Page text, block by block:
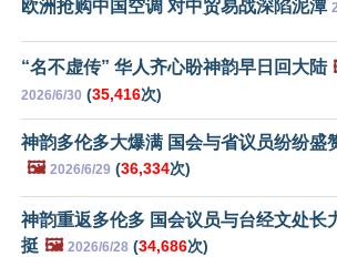
欧洲抢购中国空调 对中贸易战深陷泥潭
“名不虚传” 华人齐心盼神韵早日回大陆
2026/6/30 (35,416次)
神韵多伦多大爆满 国会与省议员纷纷盛
🖼️ 2026/6/29 (36,334次)
神韵重返多伦多 国会议员与台经文处长
挺 🖼️ 2026/6/28 (34,686次)